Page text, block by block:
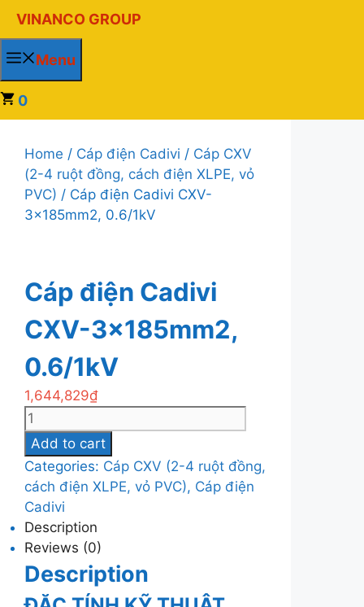
đến
nội
VINANCO GROUP
Menu
0
Home / Cáp điện Cadivi / Cáp CXV
(2-4 ruột đồng, cách điện XLPE, vỏ
PVC) / Cáp điện Cadivi CXV-
3x185mm2, 0.6/1kV
Cáp điện Cadivi
CXV-3x185mm2,
0.6/1kV
1,644,829₫
Cáp
điện
Cadivi
CXV-
3x185mm2,
0.6/1kV
quantity
Add to cart
Categories: Cáp CXV (2-4 ruột đồng,
cách điện XLPE, vỏ PVC), Cáp điện
Cadivi
Description
Reviews (0)
Description